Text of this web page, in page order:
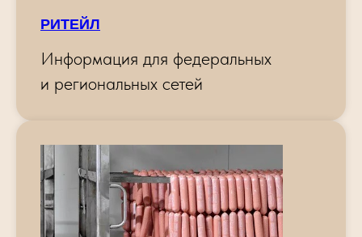
РИТЕЙЛ
Информация для федеральных
и региональных сетей